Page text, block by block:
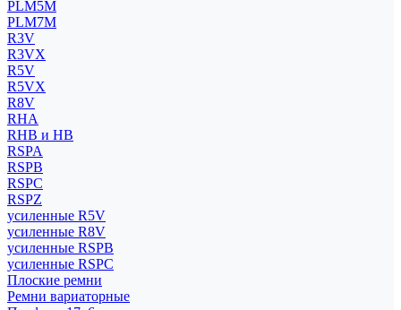
PLM5M
PLM7M
R3V
R3VX
R5V
R5VX
R8V
RHA
RHB и HB
RSPA
RSPB
RSPC
RSPZ
усиленные R5V
усиленные R8V
усиленные RSPB
усиленные RSPC
Плоские ремни
Ремни вариаторные